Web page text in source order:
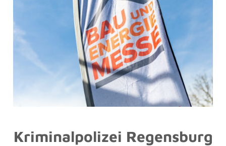
Kriminalpolizei Regensburg